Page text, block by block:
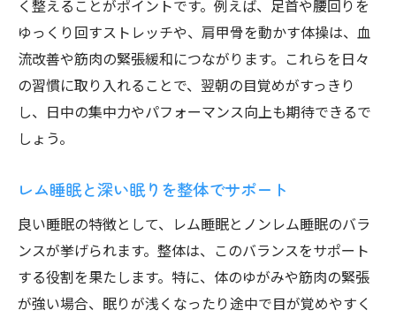
く整えることがポイントです。例えば、足首や腰回りを
ゆっくり回すストレッチや、肩甲骨を動かす体操は、血
流改善や筋肉の緊張緩和につながります。これらを日々
の習慣に取り入れることで、翌朝の目覚めがすっきり
し、日中の集中力やパフォーマンス向上も期待できるで
しょう。
レム睡眠と深い眠りを整体でサポート
良い睡眠の特徴として、レム睡眠とノンレム睡眠のバラ
ンスが挙げられます。整体は、このバランスをサポート
する役割を果たします。特に、体のゆがみや筋肉の緊張
が強い場合、眠りが浅くなったり途中で目が覚めやすく